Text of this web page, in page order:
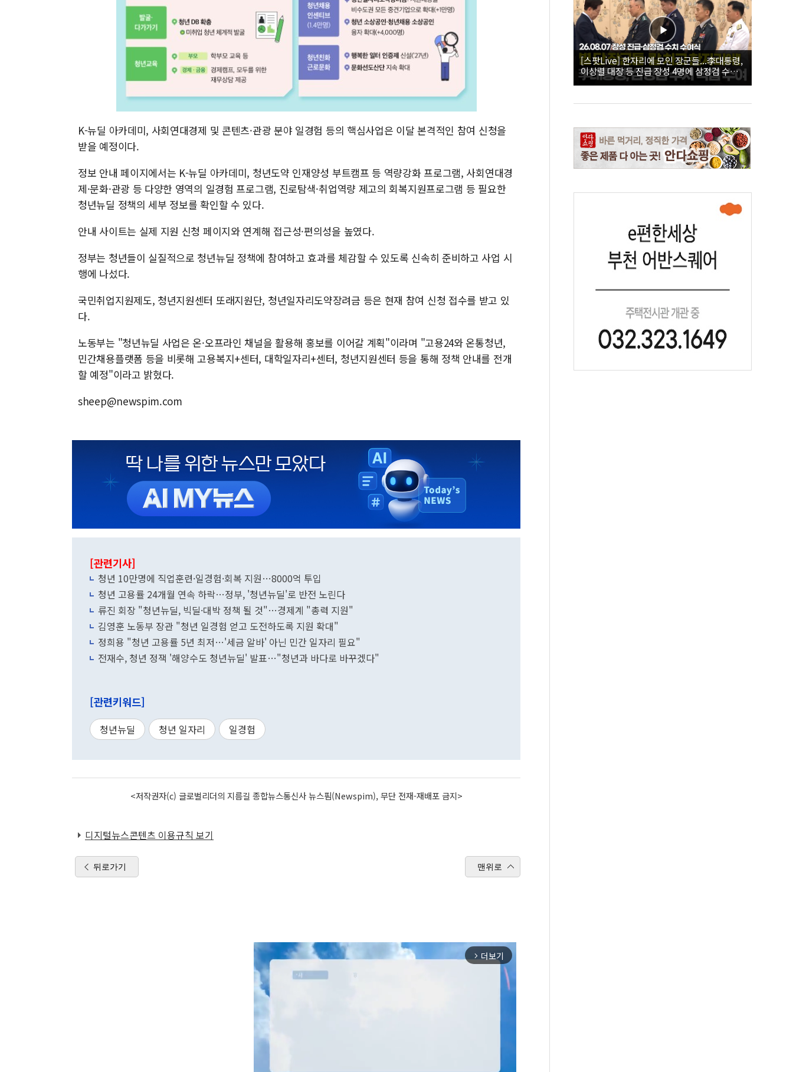
K-뉴딜 아카데미, 사회연대경제 및 콘텐츠·관광 분야 일경험 등의 핵심사업은 이달 본격적인 참여 신청을
받을 예정이다.
정보 안내 페이지에서는 K-뉴딜 아카데미, 청년도약 인재양성 부트캠프 등 역량강화 프로그램, 사회연대경
제·문화·관광 등 다양한 영역의 일경험 프로그램, 진로탐색·취업역량 제고의 회복지원프로그램 등 필요한
청년뉴딜 정책의 세부 정보를 확인할 수 있다.
안내 사이트는 실제 지원 신청 페이지와 연계해 접근성·편의성을 높였다.
정부는 청년들이 실질적으로 청년뉴딜 정책에 참여하고 효과를 체감할 수 있도록 신속히 준비하고 사업 시
행에 나섰다.
국민취업지원제도, 청년지원센터 또래지원단, 청년일자리도약장려금 등은 현재 참여 신청 접수를 받고 있
다.
노동부는 "청년뉴딜 사업은 온·오프라인 채널을 활용해 홍보를 이어갈 계획"이라며 "고용24와 온통청년,
민간채용플랫폼 등을 비롯해 고용복지+센터, 대학일자리+센터, 청년지원센터 등을 통해 정책 안내를 전개
할 예정"이라고 밝혔다.
sheep@newspim.com
[관련기사]
청년 10만명에 직업훈련·일경험·회복 지원…8000억 투입
청년 고용률 24개월 연속 하락…정부, '청년뉴딜'로 반전 노린다
류진 회장 "청년뉴딜, 빅딜·대박 정책 될 것"…경제계 "총력 지원"
김영훈 노동부 장관 "청년 일경험 얻고 도전하도록 지원 확대"
정희용 "청년 고용률 5년 최저…'세금 알바' 아닌 민간 일자리 필요"
전재수, 청년 정잭 '해양수도 청년뉴딜' 발표…"청년과 바다로 바꾸겠다"
[관련키워드]
청년뉴딜 청년 일자리 일경험
<저작권자(c) 글로벌리더의 지름길 종합뉴스통신사 뉴스핌(Newspim), 무단 전재-재배포 금지>
디지털뉴스콘텐츠 이용규칙 보기
뒤로가기 맨위로
arrow_forward_ios 더보기
[스팟Live] 한자리에 모인 장군들...李대통령,
이상렬 대장 등 진급 장성 4명에 삼정검 수치
직접 수여｜26.08.07 장성 진급·삼정검 수치